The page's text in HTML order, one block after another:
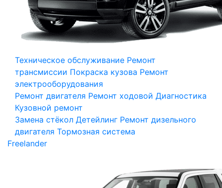
Техническое обслуживание Ремонт
трансмиссии Покраска кузова Ремонт
электрооборудования
Ремонт двигателя Ремонт ходовой Диагностика
Кузовной ремонт
Замена стёкол Детейлинг Ремонт дизельного
двигателя Тормозная система
Freelander